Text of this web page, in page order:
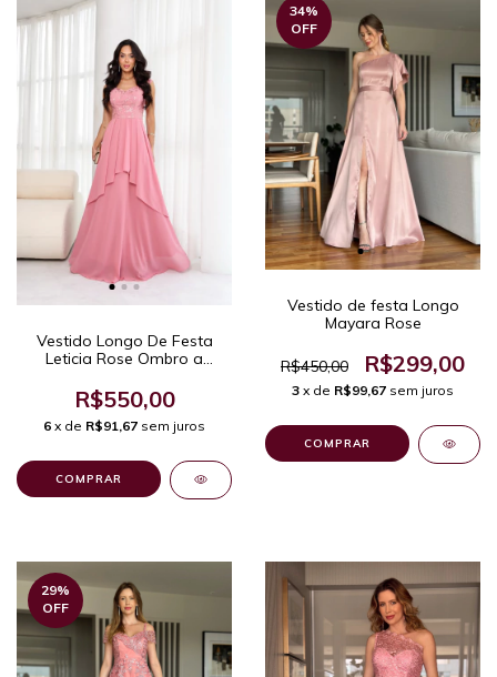
Vestido Longo De Festa
Leticia Rose Ombro a
Bordado e Saia Fluida
R$550,00
6 x de R$91,67 sem juros
COMPRAR
34%
OFF
Vestido de festa Longo
Mayara Rose
R$450,00 R$299,00
3 x de R$99,67 sem juros
COMPRAR
29%
OFF